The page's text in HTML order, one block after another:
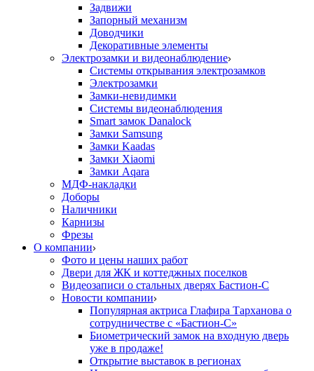
Задвижи
Запорный механизм
Доводчики
Декоративные элементы
Электрозамки и видеонаблюдение
Системы открывания электрозамков
Электрозамки
Замки-невидимки
Системы видеонаблюдения
Smart замок Danalock
Замки Samsung
Замки Kaadas
Замки Xiaomi
Замки Aqara
МДФ-накладки
Доборы
Наличники
Карнизы
Фрезы
О компании
Фото и цены наших работ
Двери для ЖК и коттеджных поселков
Видеозаписи о стальных дверях Бастион-С
Новости компании
Популярная актриса Глафира Тарханова о
сотрудничестве с «Бастион-С»
Биометрический замок на входную дверь
уже в продаже!
Открытие выставок в регионах